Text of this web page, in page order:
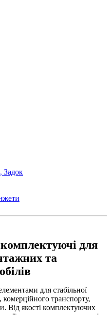
Задок
для
та
для стабільної
транспорту,
Від якості комплектуючих